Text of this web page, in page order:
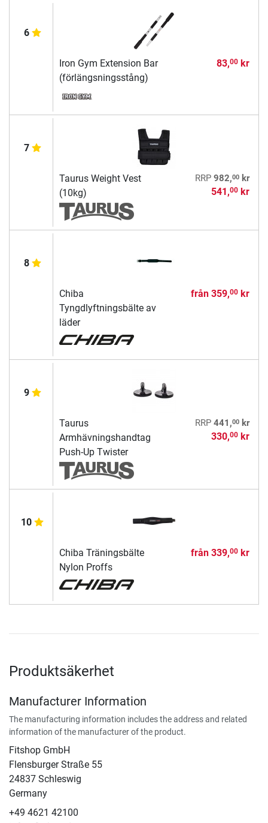
6
Iron Gym Extension Bar
(förlängsningsstång)
83,00kr
7
Taurus Weight Vest
(10kg)
RRP 982,00kr
541,00kr
8
Chiba
Tyngdlyftningsbälte av
läder
från 359,00kr
9
Taurus
Armhävningshandtag
Push-Up Twister
RRP 441,00kr
330,00kr
10
Chiba Träningsbälte
Nylon Proffs
från 339,00kr
Produktsäkerhet
Manufacturer Information
The manufacturing information includes the address and related
information of the manufacturer of the product.
Fitshop GmbH
Flensburger Straße 55
24837 Schleswig
Germany
+49 4621 42100